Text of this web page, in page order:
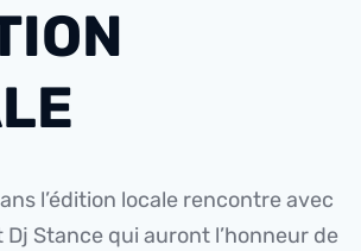
l’édition locale rencontre avec
Dj Stance qui auront l’honneur de